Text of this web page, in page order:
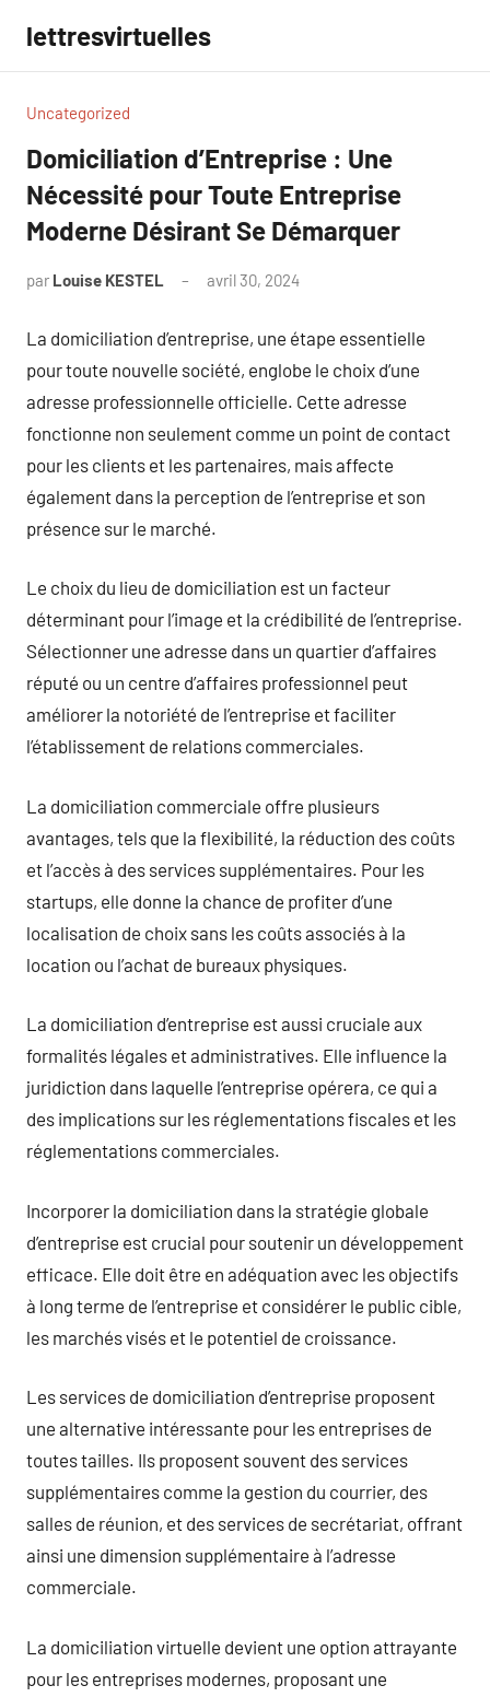
contenu
lettresvirtuelles
Uncategorized
Domiciliation d’Entreprise : Une
Nécessité pour Toute Entreprise
Moderne Désirant Se Démarquer
par Louise KESTEL avril 30, 2024
La domiciliation d’entreprise, une étape essentielle
pour toute nouvelle société, englobe le choix d’une
adresse professionnelle officielle. Cette adresse
fonctionne non seulement comme un point de contact
pour les clients et les partenaires, mais affecte
également dans la perception de l’entreprise et son
présence sur le marché.
Le choix du lieu de domiciliation est un facteur
déterminant pour l’image et la crédibilité de l’entreprise.
Sélectionner une adresse dans un quartier d’affaires
réputé ou un centre d’affaires professionnel peut
améliorer la notoriété de l’entreprise et faciliter
l’établissement de relations commerciales.
La domiciliation commerciale offre plusieurs
avantages, tels que la flexibilité, la réduction des coûts
et l’accès à des services supplémentaires. Pour les
startups, elle donne la chance de profiter d’une
localisation de choix sans les coûts associés à la
location ou l’achat de bureaux physiques.
La domiciliation d’entreprise est aussi cruciale aux
formalités légales et administratives. Elle influence la
juridiction dans laquelle l’entreprise opérera, ce qui a
des implications sur les réglementations fiscales et les
réglementations commerciales.
Incorporer la domiciliation dans la stratégie globale
d’entreprise est crucial pour soutenir un développement
efficace. Elle doit être en adéquation avec les objectifs
à long terme de l’entreprise et considérer le public cible,
les marchés visés et le potentiel de croissance.
Les services de domiciliation d’entreprise proposent
une alternative intéressante pour les entreprises de
toutes tailles. Ils proposent souvent des services
supplémentaires comme la gestion du courrier, des
salles de réunion, et des services de secrétariat, offrant
ainsi une dimension supplémentaire à l’adresse
commerciale.
La domiciliation virtuelle devient une option attrayante
pour les entreprises modernes, proposant une